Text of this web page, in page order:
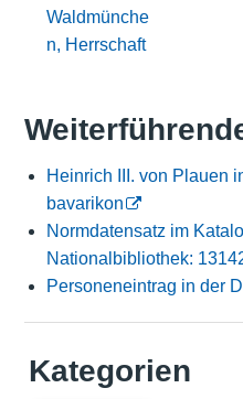
Waldmünche
n, Herrschaft
Heinrich III. von Plauen
bavarikon
Normdatensatz im
Nationalbibliothek:
Personeneintrag in der
Kategorien